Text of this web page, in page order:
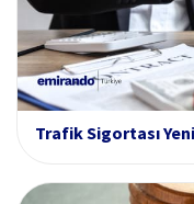
Trafik Sigortası